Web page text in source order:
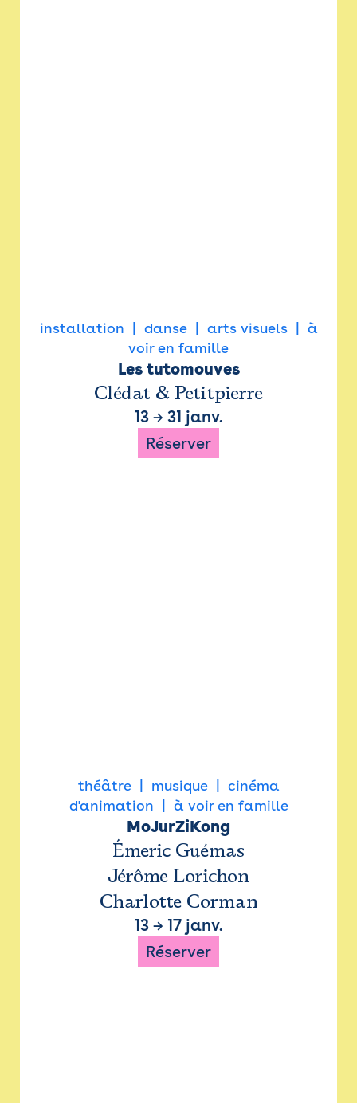
installation danse arts visuels
à
voir en famille
Les tutomouves
Clédat & Petitpierre
13→ 31 janv.
Réserver
théâtre musique
cinéma
d'animation
à voir en famille
MoJurZiKong
Émeric Guémas
Jérôme Lorichon
Charlotte Corman
13→ 17 janv.
Réserver